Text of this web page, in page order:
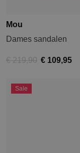
Mou
Dames sandalen
€ 219,90 € 109,95
Sale